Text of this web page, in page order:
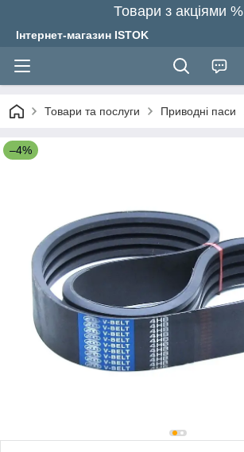
Товари з акціями %
Інтернет-магазин ISTOK
Товари та послуги Приводні паси
–4%